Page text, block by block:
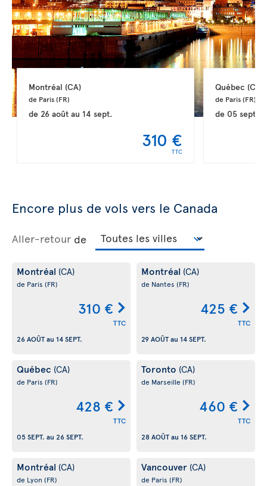
Montréal (CA)
de Paris (FR)
de 26 aoûtau 14 sept.
310 €
TTC
Québec (CA)
de Paris (FR)
de 05 sept.
Encore plus de vols vers le Canada
Aller-retour de
Montréal (CA)
de Paris (FR)
310 €
TTC
26 AOÛTau 14 SEPT.
Montréal (CA)
de Nantes (FR)
425 €
TTC
29 AOÛTau 14 SEPT.
Québec (CA)
de Paris (FR)
428 €
TTC
05 SEPT. au 26 SEPT.
Toronto (CA)
de Marseille (FR)
460 €
TTC
28 AOÛTau 16 SEPT.
Montréal (CA)
de Lyon (FR)
Vancouver (CA)
de Paris (FR)